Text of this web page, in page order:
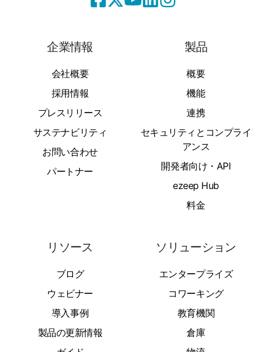
企業情報
会社概要
採用情報
プレスリリース
サステナビリティ
お問い合わせ
パートナー
製品
概要
機能
連携
セキュリティとコンプライ
アンス
開発者向け・API
ezeep Hub
料金
リソース
ブログ
ウェビナー
導入事例
製品の更新情報
ソリューション
エンタープライズ
コワーキング
教育機関
倉庫